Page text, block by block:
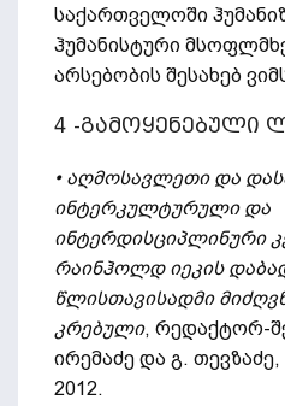
საქართველოში
ჰუმანისტური
არსებობის შესახებ
4 -გამოყენებული
• აღმოსავლეთი და
ინტერკულტურული და
ინტერდისციპლინური
რაინჰოლდ იეკის
წლისთავისადმი
კრებული, რედაქტორ-
ირემაძე და გ.
2012.